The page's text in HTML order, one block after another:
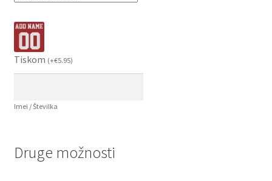
Tiskom (+€5.95)
Imei / Številka
Druge možnosti